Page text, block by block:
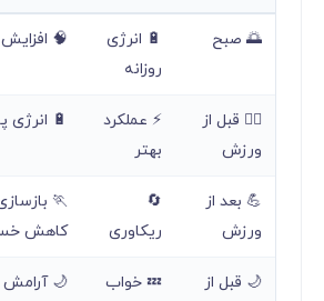
🌅 صبح
🔋 انرژی
روزانه
🧠
🏋️‍♂️ قبل از
ورزش
⚡ عملکرد
بهتر
🔋 انرژی
💪 بعد از
ورزش
🔄
ریکاوری
🏃
کاهش
🌙 قبل از
💤 خواب
🌙 آرامش